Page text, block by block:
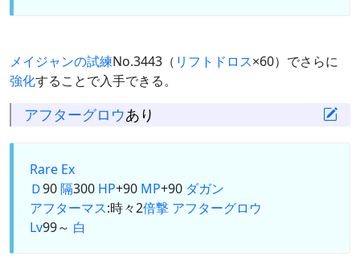
メイジャンの試練No.3443（ リフトドロス×60）でさらに
強化することで入手できる。
アフターグロウあり
Rare Ex
Ｄ90隔300 HP+90 MP+90 ダガン
アフターマス:時々2倍撃 アフターグロウ
Lv99～ 白